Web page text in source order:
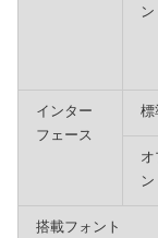
ン
インター
フェース
標
オ
ン
搭載フォント